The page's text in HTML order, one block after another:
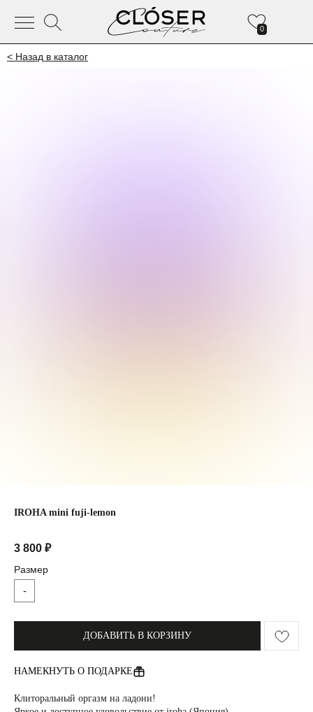
0
< Назад в каталог
IROHA mini fuji-lemon
3 800 ₽
Размер
-
ДОБАВИТЬ В КОРЗИНУ
НАМЕКНУТЬ О ПОДАРКЕ
Клиторальный оргазм на ладони!
ПОЛУЧИТЬ СКИДКУ -10%
СКИДКА -10% НА ПЕРВЫЙ ЗАКАЗ